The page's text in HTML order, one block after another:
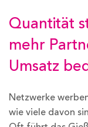
Quantität
mehr
Umsatz
Netzwerke
wie viele davon